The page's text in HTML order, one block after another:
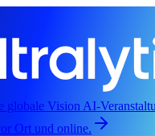
globale Vision AI-
Ort und online.